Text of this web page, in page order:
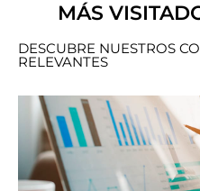
MÁS
DESCUBRE NUESTROS
RELEVANTES